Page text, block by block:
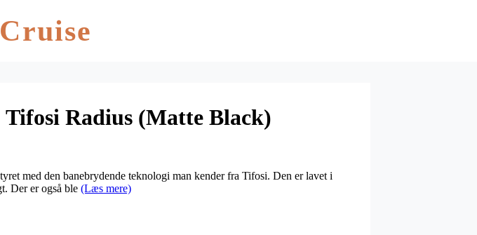
Tifosi Radius (Matte Black)
med den banebrydende teknologi man kender fra Tifosi. Den er lavet i
Der er også ble (Læs mere)